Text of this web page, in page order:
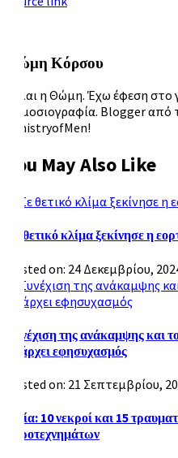
Θώμη Κόρσου
Είμαι η Θώμη. Έχω έφεση στο
δημοσιογραφία. Blogger από
MinistryofMen!
You May Also Like
Σε θετικό κλίμα ξεκίνησε η
Posted on: 24 Δεκεμβρίου,
Συνέχιση της ανάκαμψης και
υπάρχει εφησυχασμός
Posted on: 21 Σεπτεμβρίου,
Ινδία: 10 νεκροί και 15
πυροτεχνημάτων